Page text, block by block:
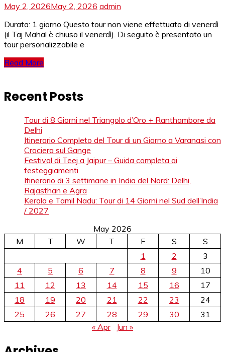
May 2, 2026May 2, 2026 admin
Durata: 1 giorno Questo tour non viene effettuato di venerdì
(il Taj Mahal è chiuso il venerdì). Di seguito è presentato un
tour personalizzabile e
Read More
Recent Posts
Tour di 8 Giorni nel Triangolo d’Oro + Ranthambore da
Delhi
Itinerario Completo del Tour di un Giorno a Varanasi con
Crociera sul Gange
Festival di Teej a Jaipur – Guida completa ai
festeggiamenti
Itinerario di 3 settimane in India del Nord: Delhi,
Rajasthan e Agra
Kerala e Tamil Nadu: Tour di 14 Giorni nel Sud dell’India
/ 2027
May 2026
M
T W T F S
S
1
2
3
4
5 6 7 8 9
10
11
12 13 14 15 16
17
18
19 20 21 22 23
24
25
26 27 28 29 30
31
« Apr
Jun »